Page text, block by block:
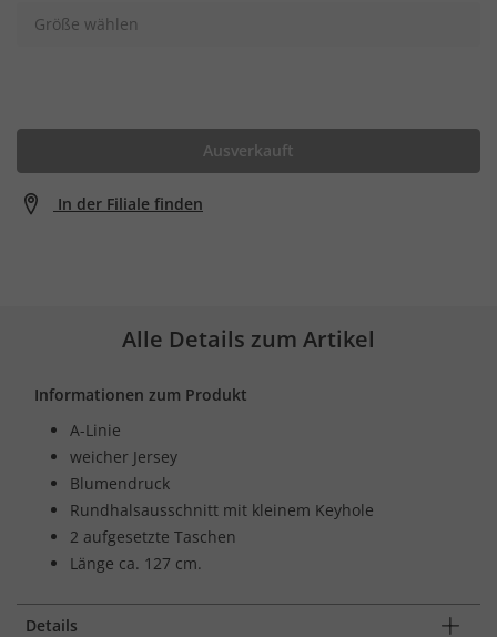
Größe wählen
Ausverkauft
In der Filiale finden
Alle Details zum Artikel
Informationen zum Produkt
A-Linie
weicher Jersey
Blumendruck
Rundhalsausschnitt mit kleinem Keyhole
2 aufgesetzte Taschen
Länge ca. 127 cm.
Details